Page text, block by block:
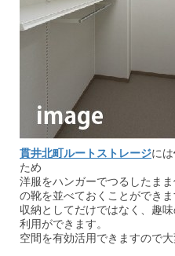
貫井北町ルートストレージには
ため
洋服をハンガーでつるしたま
の靴を並べておくことができま
収納としてだけではなく、趣
利用ができます。
空間を有効活用できますので大